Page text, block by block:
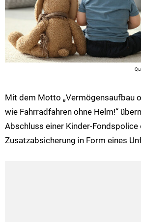
Mit dem Motto „Vermögensaufbau
wie Fahrradfahren ohne Helm!“
Abschluss einer Kinder-Fondspolice
Zusatzabsicherung in Form eines